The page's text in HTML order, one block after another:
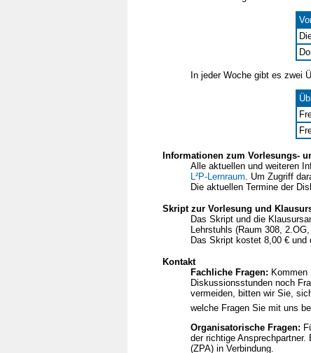
In jeder Woche gibt es zwei
Informationen zum Vorlesungs-
Alle aktuellen und weiteren
L²P-Lernraum. Um Zugriff
Die aktuellen Termine der
Skript zur Vorlesung und
Das Skript und die
Lehrstuhls (Raum 308,
Das Skript kostet 8,00 €
Kontakt
Fachliche Fragen:
Diskussionsstunden noch
vermeiden, bitten wir Sie,
welche Fragen Sie mit uns
Organisatorische Fragen:
der richtige
(ZPA) in Verbindung.